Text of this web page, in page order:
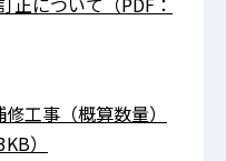
工事（概算数量）
）